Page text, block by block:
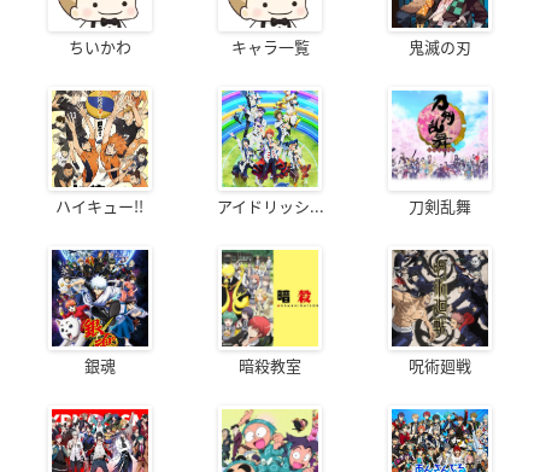
ちいかわ キャラ一覧 鬼滅の刃
ハイキュー!! アイドリッシ... 刀剣乱舞
銀魂 暗殺教室 呪術廻戦